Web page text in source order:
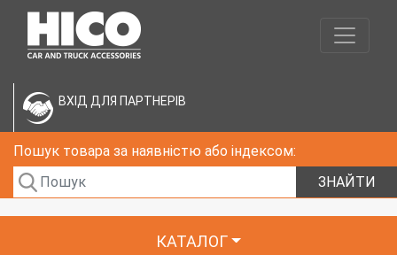
ВХІД ДЛЯ ПАРТНЕРІВ
Пошук товара за наявністю або індексом:
ЗНАЙТИ
КАТАЛОГ